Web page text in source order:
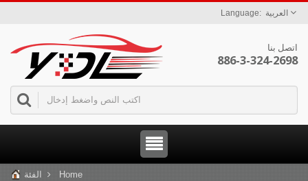
العربية
اتصل بنا
886-3-324-2698
Home الفئة